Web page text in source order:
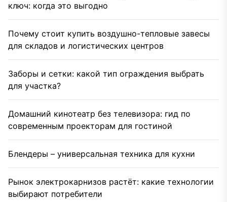
ключ: когда это выгодно
Почему стоит купить воздушно-тепловые завесы
для складов и логистических центров
Заборы и сетки: какой тип ограждения выбрать
для участка?
Домашний кинотеатр без телевизора: гид по
современным проекторам для гостиной
Блендеры – универсальная техника для кухни
Рынок электрокарнизов растёт: какие технологии
выбирают потребители